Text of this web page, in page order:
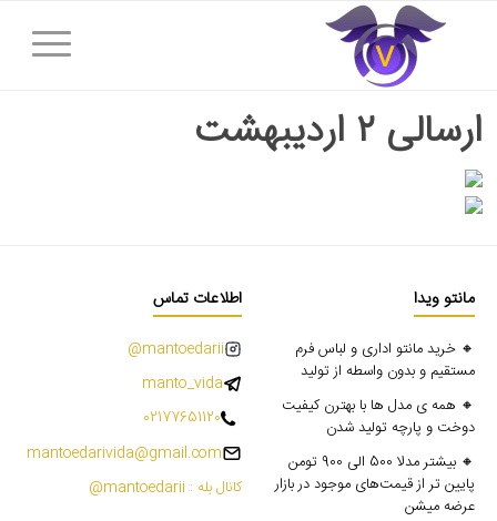
ارسالی ۲ اردیبهشت
مانتو ویدا
🔸 خرید مانتو اداری و لباس فرم
مستقیم و بدون واسطه از تولید
🔸 همه ی مدل ها با بهترن کیفیت
دوخت و پارچه تولید شدن
🔸 بیشتر مدلا 500 الی 900 تومن
پایین تر از قیمت‌های موجود در بازار
عرضه میشن
اطلاعات تماس
mantoedarii@
manto_vida
02177651120
mantoedarivida@gmail.com
کانال بله : mantoedarii@